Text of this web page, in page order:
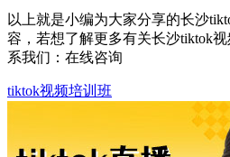
以上就是小编为大家分享的长沙
容，若想了解更多有关长沙tiktok
系我们： 在线咨询
tiktok视频培训班